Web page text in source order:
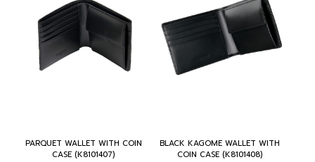
PARQUET WALLET WITH COIN
CASE (K8101407)
BLACK KAGOME WALLET WITH
COIN CASE (K8101408)